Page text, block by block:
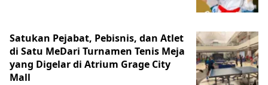
Satukan Pejabat, Pebisnis, dan Atlet
di Satu MeDari Turnamen Tenis Meja
yang Digelar di Atrium Grage City
Mall